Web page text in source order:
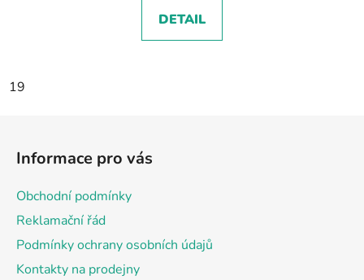
DETAIL
19
Informace pro vás
Obchodní podmínky
Reklamační řád
Podmínky ochrany osobních údajů
Kontakty na prodejny